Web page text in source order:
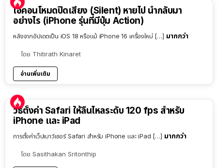
ไอคอนโหมดปิดเสียง (Silent) หายไป นำกลับมา
อย่างไร (iPhone รุ่นที่มีปุ่ม Action)
หลังจากอัปเดตเป็น iOS 18 หรือแม้ iPhone 16 เครื่องใหม่ […] มากกว่า
โดย Thitirath Kinaret
อ่านเพิ่มเติม
วิธีตั้งค่า Safari ให้ลื่นไหลระดับ 120 fps สำหรับ
iPhone และ iPad
การตั้งค่าเว็ปเบาว์เซอร์ Safari สำหรับ iPhone และ iPad […] มากกว่า
โดย Sasithakan Sritonthip